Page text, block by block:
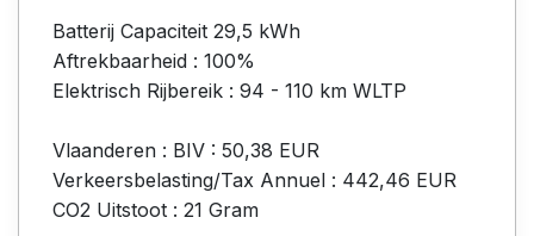
Batterij Capaciteit 29,5 kWh
Aftrekbaarheid : 100%
Elektrisch Rijbereik : 94 - 110 km WLTP
Vlaanderen : BIV : 50,38 EUR
Verkeersbelasting/Tax Annuel : 442,46 EUR
CO2 Uitstoot : 21 Gram